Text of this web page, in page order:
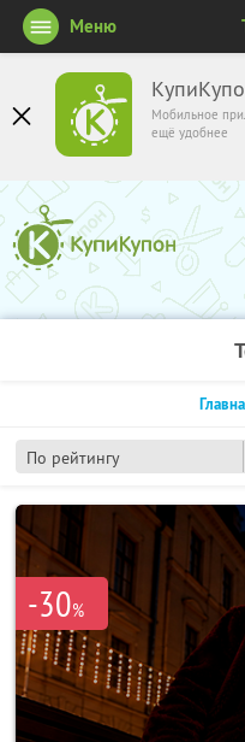
Мобильное
ещё удобнее
Меню
По рейтингу
-30%